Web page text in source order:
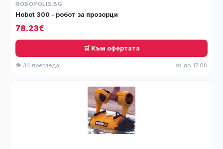
ROBOPOLIS.BG
Hobot 300 - робот за прозорци
78.23€
🛒 Към офертата
👁 34 прегледа 📅 до 17.08